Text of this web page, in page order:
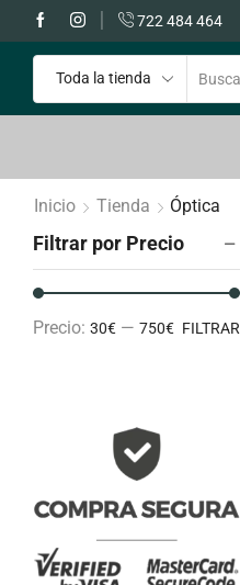
722 484 464
a partir de 60€
Inicio Tienda Óptica
Filtrar por Precio
FILTRAR
Precio: 30€ — 750€